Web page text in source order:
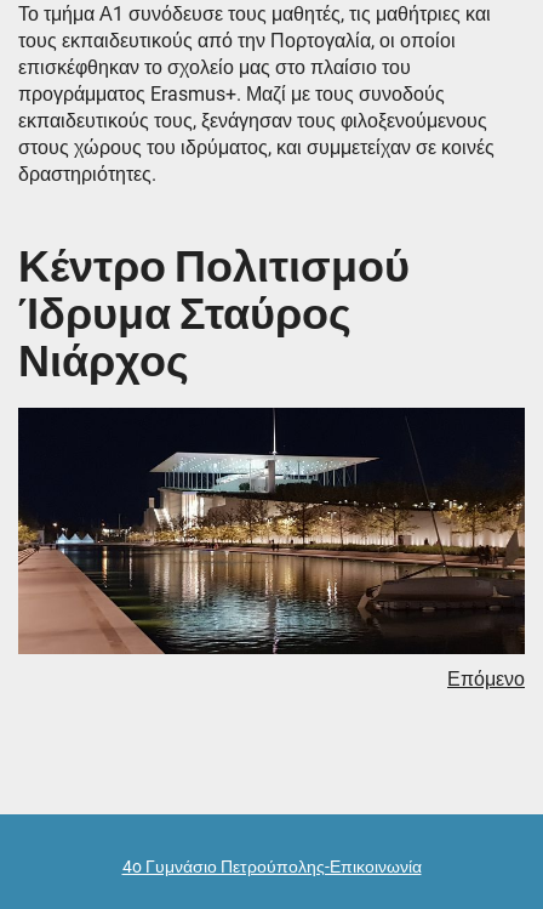
Το τμήμα Α1 συνόδευσε τους μαθητές, τις μαθήτριες και
τους εκπαιδευτικούς από την Πορτογαλία, οι οποίοι
επισκέφθηκαν το σχολείο μας στο πλαίσιο του
προγράμματος Erasmus+. Μαζί με τους συνοδούς
εκπαιδευτικούς τους, ξενάγησαν τους φιλοξενούμενους
στους χώρους του ιδρύματος, και συμμετείχαν σε κοινές
δραστηριότητες.
Κέντρο Πολιτισμού
Ίδρυμα Σταύρος
Νιάρχος
Επόμενο
4o Γυμνάσιο Πετρούπολης-Επικοινωνία